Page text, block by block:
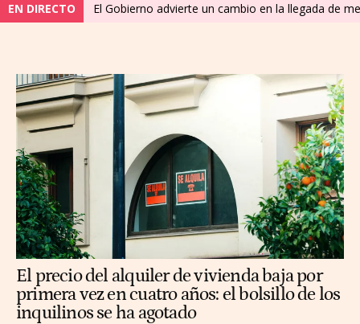
EN DIRECTO El Gobierno advierte un cambio en la llegada de
El precio del alquiler de vivienda baja por
primera vez en cuatro años: el bolsillo de los
inquilinos se ha agotado